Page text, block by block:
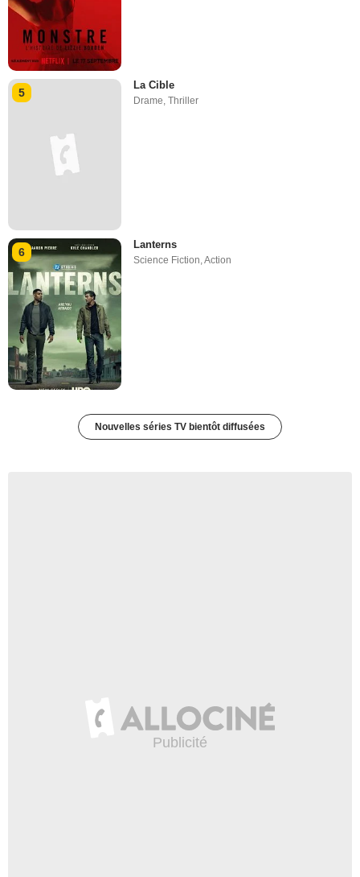
5
La Cible
Drame ,Thriller
6
Lanterns
Science Fiction,Action
Nouvelles séries TV bientôt diffusées